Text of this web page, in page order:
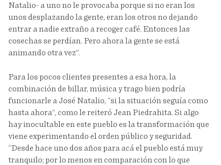
Natalio- a uno no le provocaba porque si no eran los
unos desplazando la gente, eran los otros no dejando
entrar a nadie extraño a recoger café. Entonces las
cosechas se perdían. Pero ahora la gente se está
animando otra vez”.
Para los pocos clientes presentes a esa hora, la
combinación de billar, música y trago bien podría
funcionarle a José Natalio, “si la situación seguía como
hasta ahora”, como le reiteró Jean Piedrahita. Si algo
hay inocultable en este pueblo es la transformación que
viene experimentando el orden público y seguridad.
“Desde hace uno dos años para acá el pueblo está muy
tranquilo; por lo menos en comparación con lo que